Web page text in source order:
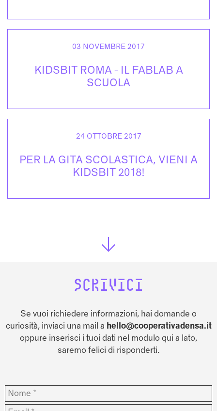
03 NOVEMBRE 2017
KIDSBIT ROMA - IL FABLAB A
SCUOLA
24 OTTOBRE 2017
PER LA GITA SCOLASTICA, VIENI A
KIDSBIT 2018!
SCRIVICI
Se vuoi richiedere informazioni, hai domande o
curiosità, inviaci una mail a hello@cooperativadensa.it
oppure inserisci i tuoi dati nel modulo qui a lato,
saremo felici di risponderti.
Nome*